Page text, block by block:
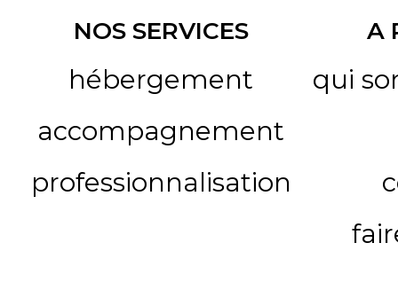
NOS SERVICES
hébergement
accompagnement
professionnalisation
A
qui